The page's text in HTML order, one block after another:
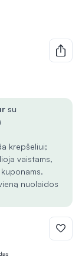
su
krepšeliui;
vaistams,
nuolaidos